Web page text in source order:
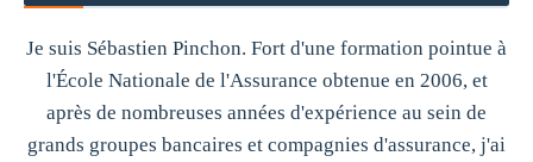
Je suis Sébastien Pinchon. Fort d'une formation pointue à
l'École Nationale de l'Assurance obtenue en 2006, et
après de nombreuses années d'expérience au sein de
grands groupes bancaires et compagnies d'assurance, j'ai